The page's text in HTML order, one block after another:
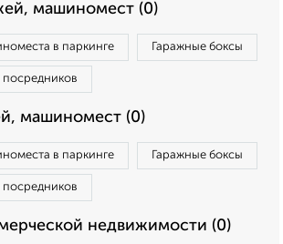
машиномест (0)
в паркинге Гаражные боксы
посредников
машиномест (0)
в паркинге Гаражные боксы
посредников
недвижимости (0)